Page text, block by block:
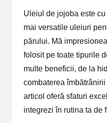
Uleiul de jojoba este
mai versatile uleiuri
părului. Mă
folosit pe toate tipurile
multe beneficii, de la
combaterea
articol oferă sfaturi
integrezi în rutina ta de